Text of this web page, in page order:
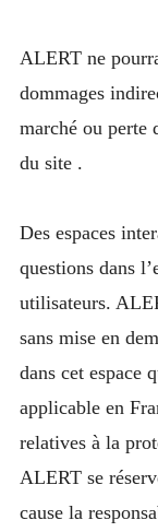
ALERT ne
dommages
marché ou perte
du site .
Des espaces
questions dans
utilisateurs.
sans mise en
dans cet espace
applicable en
relatives à la
ALERT se
cause la